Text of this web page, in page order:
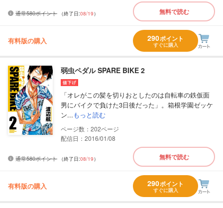
通常580ポイント （終了日:08/19） 無料で読む
有料版の購入 290ポイント
すぐに購入
弱虫ペダル SPARE BIKE 2
「オレがこの髪を切りおとしたのは自転車の鉄仮面
男にバイクで負けた3日後だった」。箱根学園ゼッケ
ン...もっと読む
202
配信日：2016/01/08
通常580ポイント （終了日:08/19） 無料で読む
有料版の購入 290ポイント
すぐに購入